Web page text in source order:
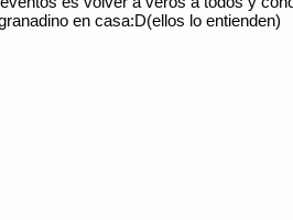
en casa:D(ellos lo entienden)